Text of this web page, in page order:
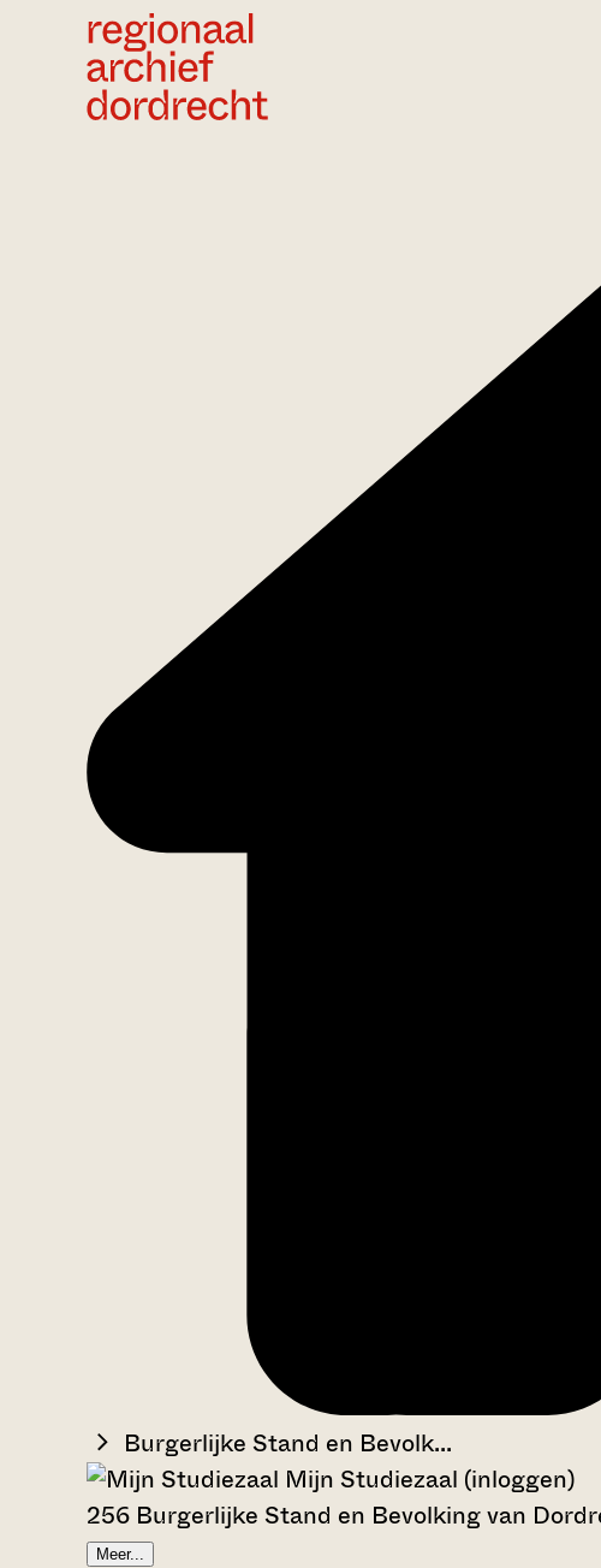
Burgerlijke Stand en Bevolk...
Mijn Studiezaal (inloggen)
256 Burgerlijke Stand en Bevolking van
Meer...